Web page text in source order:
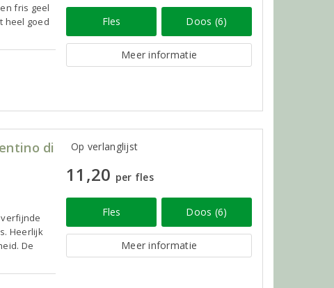
fris geel
heel goed
Fles Doos (6)
Meer informatie
di
Heerlijk
De
Op verlanglijst
11,20 per fles
Fles Doos (6)
Meer informatie